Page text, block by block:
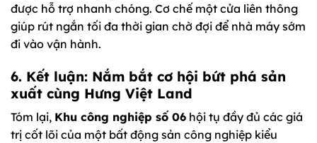
được hỗ trợ nhanh chóng. Cơ chế một cửa liên thông
giúp rút ngắn tối đa thời gian chờ đợi để nhà máy sớm
đi vào vận hành.
6. Kết luận: Nắm bắt cơ hội bứt phá sản
xuất cùng Hưng Việt Land
Tóm lại, Khu công nghiệp số 06 hội tụ đầy đủ các giá
trị cốt lõi của một bất động sản công nghiệp kiểu